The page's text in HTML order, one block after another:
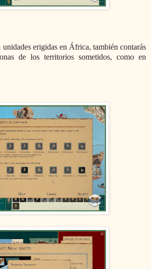
erigidas en África, también contarás
de los territorios sometidos, como en